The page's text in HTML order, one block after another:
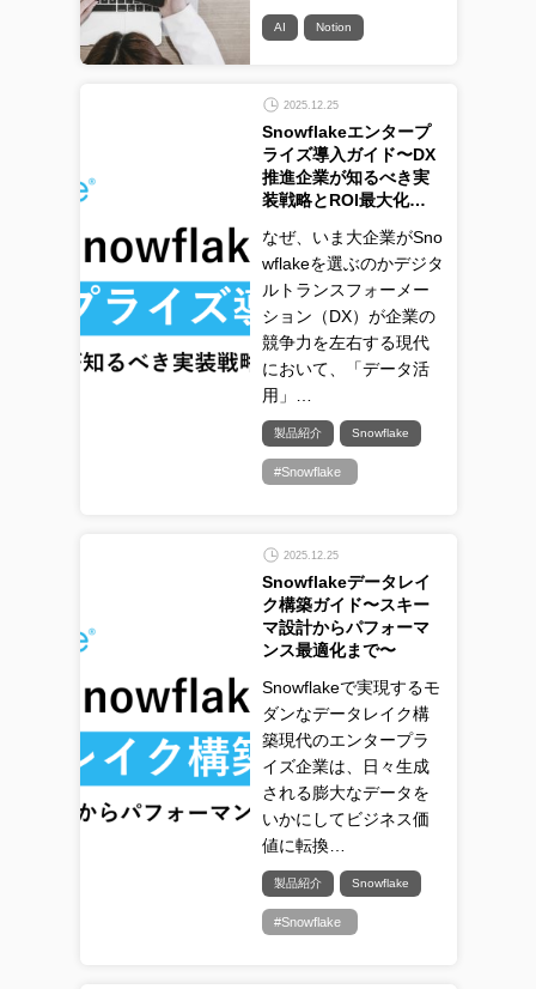
AI Notion
2025.12.25
Snowflakeエンタープ
ライズ導入ガイド〜DX
推進企業が知るべき実
装戦略とROI最大化…
なぜ、いま大企業がSno
wflakeを選ぶのかデジタ
ルトランスフォーメー
ション（DX）が企業の
競争力を左右する現代
において、「データ活
用」…
製品紹介 Snowflake
#Snowflake
2025.12.25
Snowflakeデータレイ
ク構築ガイド〜スキー
マ設計からパフォーマ
ンス最適化まで〜
Snowflakeで実現するモ
ダンなデータレイク構
築現代のエンタープラ
イズ企業は、日々生成
される膨大なデータを
いかにしてビジネス価
値に転換…
製品紹介 Snowflake
#Snowflake